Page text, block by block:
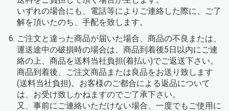
いずれの場合にも、電話等によりご連絡した際に、ご了
解を頂いたのち、手配を致します。
ご注文と違った商品が届いた場合、商品の不良または、
運送途中の破損時の場合は、商品到着後5日以内にご連
絡の上、商品を送料当社負担(着払い)でご返送下さい。
商品到着後、ご注文商品または良品をお送り致します
(送料当社負担)。お客様のご都合による返品について
は、お受け致しかねますのでご了承下さい。
又、事前にご連絡いただけない場合、一度でもご使用に